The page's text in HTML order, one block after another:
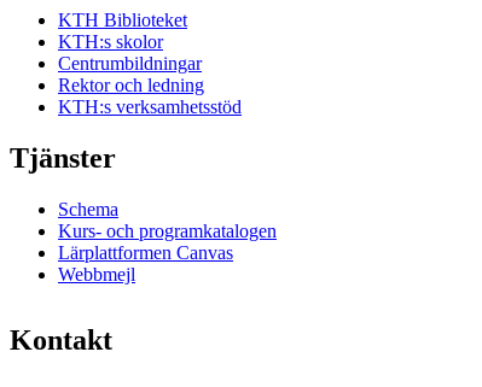
KTH Biblioteket
KTH:s skolor
Centrumbildningar
Rektor och ledning
KTH:s verksamhetsstöd
Tjänster
Schema
Kurs- och programkatalogen
Lärplattformen Canvas
Webbmejl
Kontakt